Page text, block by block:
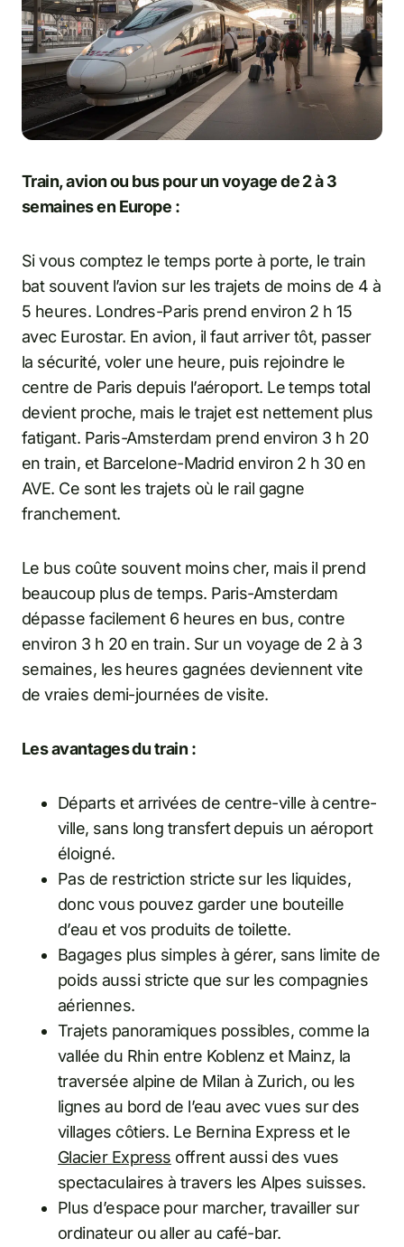
Train, avion ou bus pour un voyage de 2 à 3
semaines en Europe :
Si vous comptez le temps porte à porte, le train
bat souvent l’avion sur les trajets de moins de 4 à
5 heures. Londres-Paris prend environ 2 h 15
avec Eurostar. En avion, il faut arriver tôt, passer
la sécurité, voler une heure, puis rejoindre le
centre de Paris depuis l’aéroport. Le temps total
devient proche, mais le trajet est nettement plus
fatigant. Paris-Amsterdam prend environ 3 h 20
en train, et Barcelone-Madrid environ 2 h 30 en
AVE. Ce sont les trajets où le rail gagne
franchement.
Le bus coûte souvent moins cher, mais il prend
beaucoup plus de temps. Paris-Amsterdam
dépasse facilement 6 heures en bus, contre
environ 3 h 20 en train. Sur un voyage de 2 à 3
semaines, les heures gagnées deviennent vite
de vraies demi-journées de visite.
Les avantages du train :
Départs et arrivées de centre-ville à centre-
ville, sans long transfert depuis un aéroport
éloigné.
Pas de restriction stricte sur les liquides,
donc vous pouvez garder une bouteille
d’eau et vos produits de toilette.
Bagages plus simples à gérer, sans limite de
poids aussi stricte que sur les compagnies
aériennes.
Trajets panoramiques possibles, comme la
vallée du Rhin entre Koblenz et Mainz, la
traversée alpine de Milan à Zurich, ou les
lignes au bord de l’eau avec vues sur des
villages côtiers. Le Bernina Express et le
Glacier Express offrent aussi des vues
spectaculaires à travers les Alpes suisses.
Plus d’espace pour marcher, travailler sur
ordinateur ou aller au café-bar.